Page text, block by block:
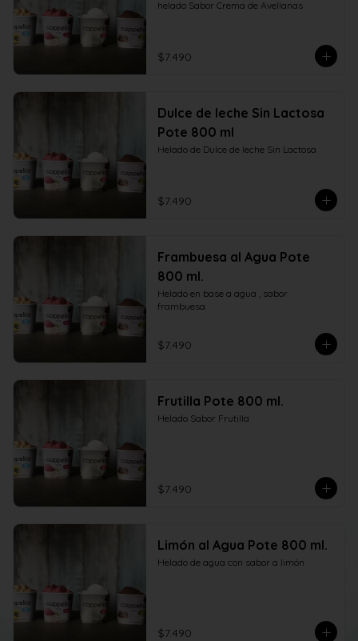
helado Sabor Crema de Avellanas
$7.490
Dulce de leche Sin Lactosa
Pote 800 ml
Helado de Dulce de leche Sin Lactosa
$7.490
Frambuesa al Agua Pote
800 ml.
Helado en base a agua , sabor
frambuesa
$7.490
Frutilla Pote 800 ml.
Helado Sabor Frutilla
$7.490
Limón al Agua Pote 800 ml.
Helado de agua con sabor a limón
$7.490